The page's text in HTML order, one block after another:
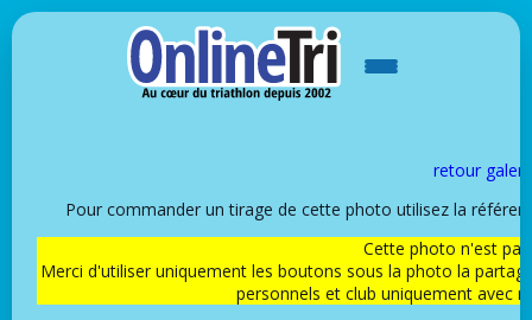
retour
Pour commander un tirage de cette photo utilisez la
Cette photo n'est
Merci d'utiliser uniquement les boutons sous la photo la
personnels et club uniquement avec